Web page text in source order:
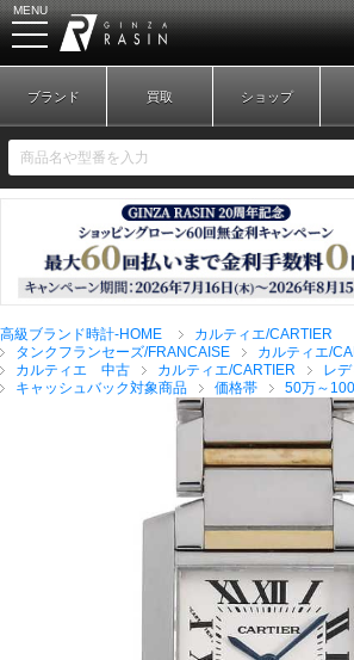
MENU
新規会員登録
ブランドから探す
全てのブランドを見
ロレックス
ブランド 買取 ショップ
高級ブランド時計-HOME
カルティエ/CARTIER
タンクフランセーズ/FRANCAISE
カルティエ/
カルティエ 中古
カルティエ/CARTIER
レ
キャッシュバック対象商品
価格帯 50万～